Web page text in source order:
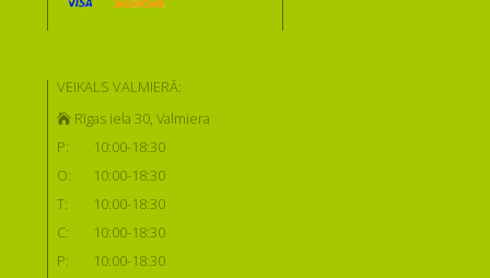
VEIKALS VALMIERĀ:
Rīgas iela 30, Valmiera
P:
10:00-18:30
O:
10:00-18:30
T:
10:00-18:30
C:
10:00-18:30
P:
10:00-18:30